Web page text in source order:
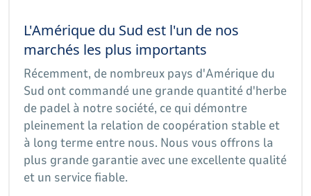
L'Amérique du Sud est l'un de nos
marchés les plus importants
Récemment, de nombreux pays d'Amérique du
Sud ont commandé une grande quantité d'herbe
de padel à notre société, ce qui démontre
pleinement la relation de coopération stable et
à long terme entre nous. Nous vous offrons la
plus grande garantie avec une excellente qualité
et un service fiable.